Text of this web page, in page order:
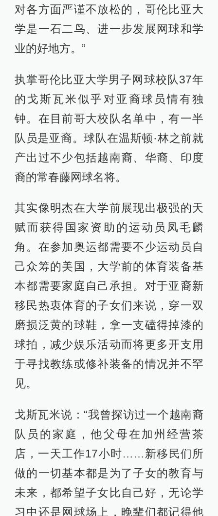
对各方面严谨不放松的，哥伦比亚大
学是一石二鸟、进一步发展网球和学
业的好地方。”
执掌哥伦比亚大学男子网球校队37年
的戈斯瓦米似乎对亚裔球员情有独
钟。在目前哥大校队名单中，有一半
队员是亚裔。球队在温斯顿·林之前就
产出过不少包括越南裔、华裔、印度
裔的常春藤网球名将。
其实像明杰在大学前展现出极强的天
赋而获得国家资助的运动员凤毛麟
角。在参加奥运都需要不少运动员自
己众筹的美国，大学前的体育装备基
本都需要家庭自己承担。对于亚裔新
移民热衷体育的子女们来说，穿一双
磨损泛黄的球鞋，拿一支磕得掉漆的
球拍，减少娱乐活动而将更多开支用
于寻找教练或修补装备的情况并不罕
见。
戈斯瓦米说：“我曾探访过一个越南裔
队员的家庭，他父母在加州经营茶
店，一天工作17小时……新移民们所
做的一切基本都是为了子女的教育与
未来，都希望子女比自己好，无论学
习中还是网球场上，晚辈们都记得他